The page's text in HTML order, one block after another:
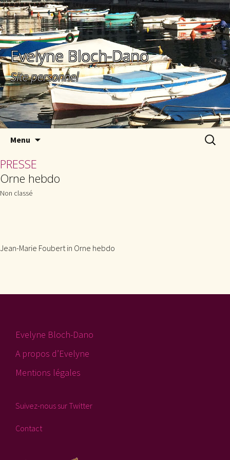
Evelyne Bloch-Dano
Site personnel
Menu
PRESSE
Orne hebdo
Non classé
Jean-Marie Foubert in Orne hebdo
Evelyne Bloch-Dano
A propos d’Evelyne
Mentions légales
Suivez-nous sur Twitter
Contact